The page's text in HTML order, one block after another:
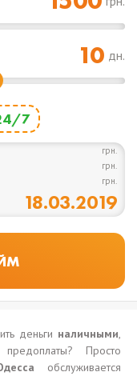
дн.
7
грн.
грн.
грн.
18.03.2019
деньги наличными,
Просто
обслуживается